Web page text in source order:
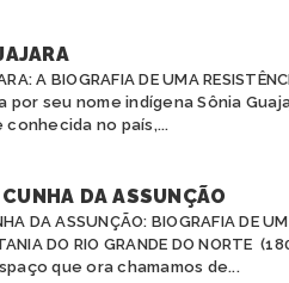
A BIOGRAFIA DE UMA
por seu nome indígena Sônia
no país,...
DA ASSUNÇÃO
DA ASSUNÇÃO: BIOGRAFIA DE
DO RIO GRANDE DO
que ora chamamos de...